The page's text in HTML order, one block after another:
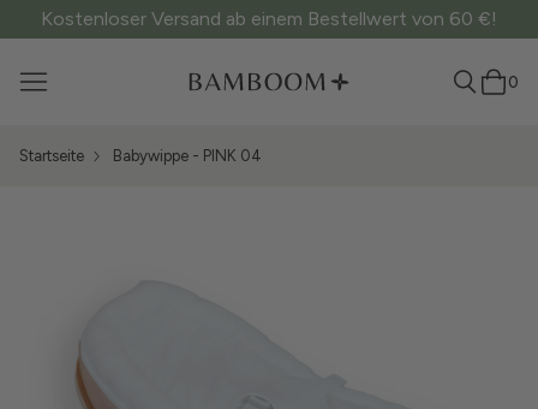
Kostenloser Versand ab einem Bestellwert von 60 €!
0
Startseite Babywippe - PINK 04